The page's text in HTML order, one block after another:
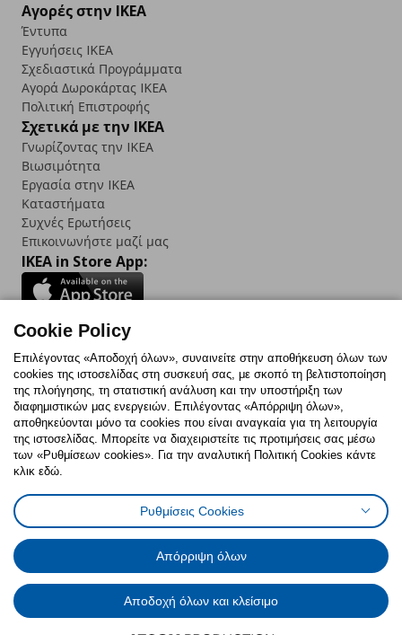
Αγορές στην IKEA
Έντυπα
Εγγυήσεις IKEA
Σχεδιαστικά Προγράμματα
Αγορά Δωρoκάρτας IKEA
Πολιτική Επιστροφής
Σχετικά με την IKEA
Γνωρίζοντας την IKEA
Βιωσιμότητα
Εργασία στην IKEA
Καταστήματα
Συχνές Ερωτήσεις
Επικοινωνήστε μαζί μας
IKEA in Store App:
Follow us:
FacebookInstagram
TikTokYoutubePinterestTwitter
Πολιτική CookiesΔήλωση ψηφιακής προσβασιμότητας
Ρυθμίσεις cookiesΌροι Χρήσης
Γενική Πολιτική Προσωπικών Δεδομένων
Πολιτική Προσωπικών Δεδομένων για ΙΚΕΑ.gr
Κώδικας Καταναλωτικής Δεοντολογίας
© Inter-IKEA Systems B.V. 1999 - 2025
Cookie Policy
Επιλέγοντας «Αποδοχή όλων», συναινείτε στην αποθήκευση όλων των
cookies της ιστοσελίδας στη συσκευή σας, με σκοπό τη βελτιστοποίηση
της πλοήγησης, τη στατιστική ανάλυση και την υποστήριξη των
διαφημιστικών μας ενεργειών. Επιλέγοντας «Απόρριψη όλων»,
αποθηκεύονται μόνο τα cookies που είναι αναγκαία για τη λειτουργία
της ιστοσελίδας. Μπορείτε να διαχειριστείτε τις προτιμήσεις σας μέσω
των «Ρυθμίσεων cookies». Για την αναλυτική Πολιτική Cookies κάντε
κλικ εδώ.
Ρυθμίσεις Cookies
Απόρριψη όλων
Αποδοχή όλων και κλείσιμο